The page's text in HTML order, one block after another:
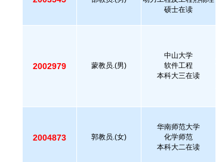
硕士在读
2002979 蒙教员.(男)
中山大学
软件工程
本科大三在读
2004873 郭教员.(女)
华南师范大学
化学师范
本科大二在读